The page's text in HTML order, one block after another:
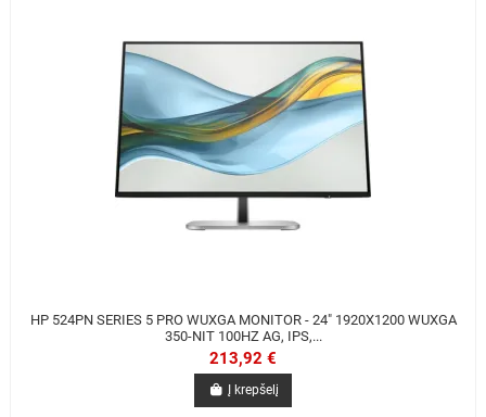
HP 524PN SERIES 5 PRO WUXGA MONITOR - 24" 1920X1200 WUXGA
350-NIT 100HZ AG, IPS,...
213,92 €
Į krepšelį